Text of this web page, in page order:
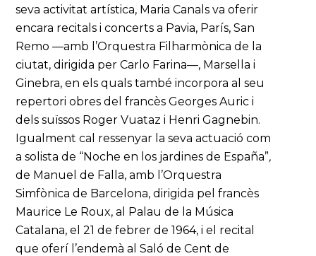
seva activitat artística, Maria Canals va oferir
encara recitals i concerts a Pavia, París, San
Remo —amb l’Orquestra Filharmònica de la
ciutat, dirigida per Carlo Farina—, Marsella i
Ginebra, en els quals també incorpora al seu
repertori obres del francès Georges Auric i
dels suïssos Roger Vuataz i Henri Gagnebin.
Igualment cal ressenyar la seva actuació com
a solista de “Noche en los jardines de España”,
de Manuel de Falla, amb l’Orquestra
Simfònica de Barcelona, dirigida pel francès
Maurice Le Roux, al Palau de la Música
Catalana, el 21 de febrer de 1964, i el recital
que oferí l’endemà al Saló de Cent de